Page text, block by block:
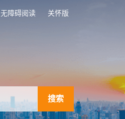
无障碍阅读 关怀版
搜索